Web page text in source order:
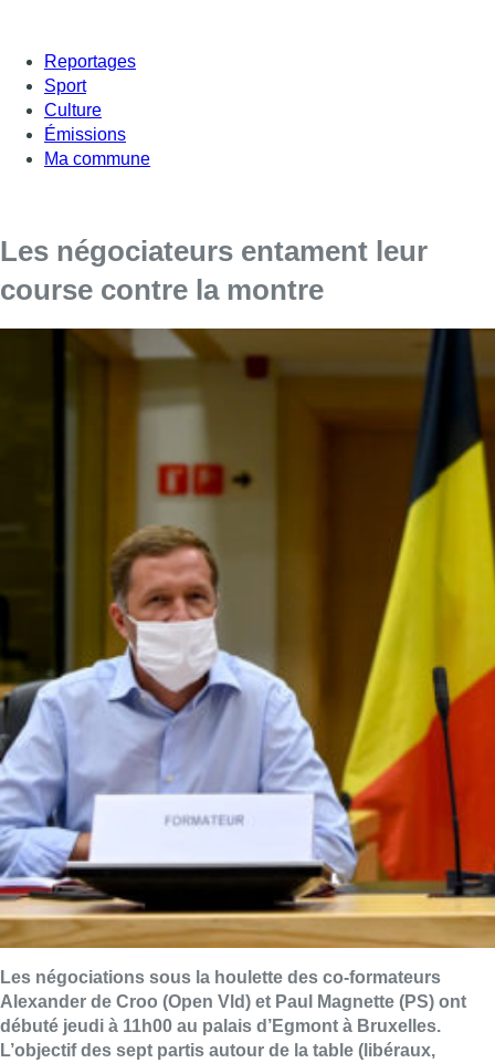
Reportages
Sport
Culture
Émissions
Ma commune
Les négociateurs entament leur
course contre la montre
Les négociations sous la houlette des co-formateurs
Alexander de Croo (Open Vld) et Paul Magnette (PS) ont
débuté jeudi à 11h00 au palais d’Egmont à Bruxelles.
L’objectif des sept partis autour de la table (libéraux,